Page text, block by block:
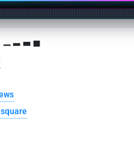
▁ ▂ ▃ ▄